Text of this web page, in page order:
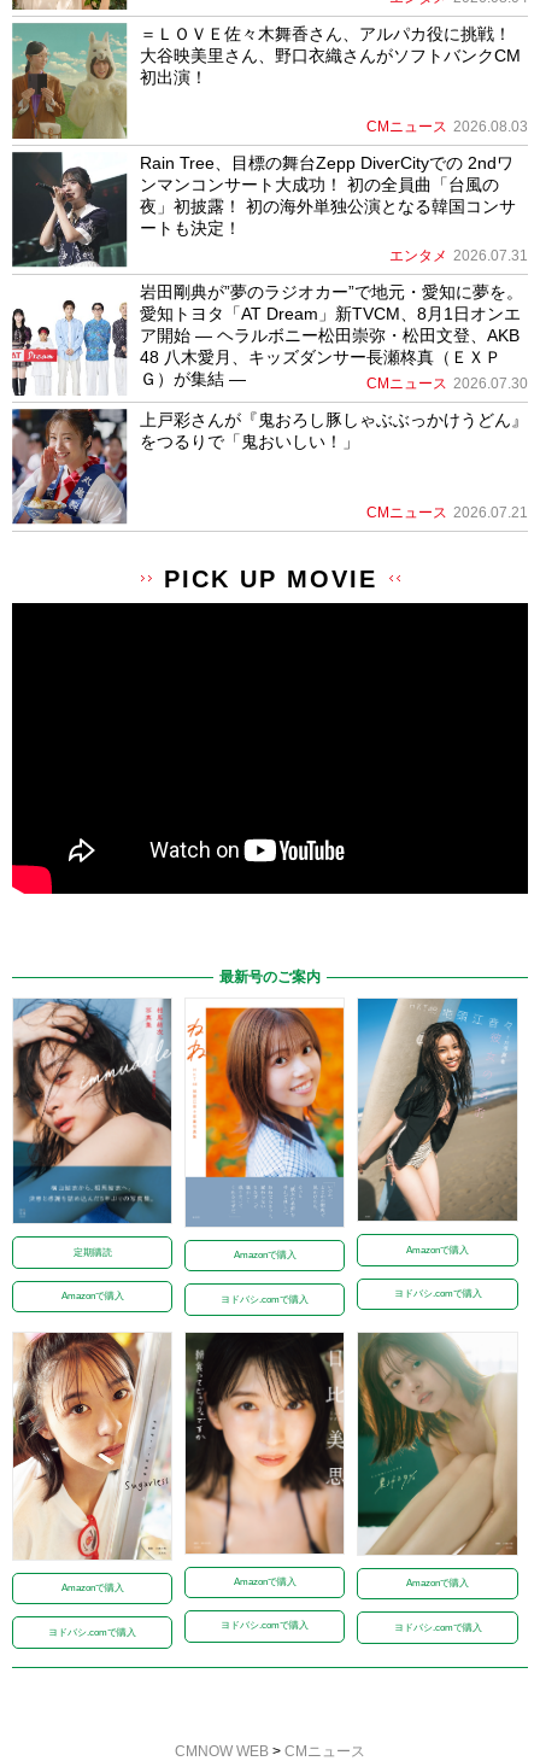
＝ＬＯＶＥ佐々木舞香さん、アルパカ役に挑戦！
大谷映美里さん、野口衣織さんがソフトバンクCM
初出演！
CMニュース 2026.08.03
Rain Tree、目標の舞台Zepp DiverCityでの 2ndワ
ンマンコンサート大成功！ 初の全員曲「台風の
夜」初披露！ 初の海外単独公演となる韓国コンサ
ートも決定！
エンタメ 2026.07.31
岩田剛典が”夢のラジオカー”で地元・愛知に夢を。
愛知トヨタ「AT Dream」新TVCM、8月1日オンエ
ア開始 ― ヘラルボニー松田崇弥・松田文登、AKB
48 八木愛月、キッズダンサー長瀬柊真（ＥＸＰ
Ｇ）が集結 ―
CMニュース 2026.07.30
上戸彩さんが『鬼おろし豚しゃぶぶっかけうどん』
をつるりで「鬼おいしい！」
CMニュース 2026.07.21
PICK UP MOVIE
最新号のご案内
定期購読
Amazonで購入
Amazonで購入
ヨドバシ.comで購入
Amazonで購入
ヨドバシ.comで購入
Amazonで購入
ヨドバシ.comで購入
Amazonで購入
ヨドバシ.comで購入
Amazonで購入
ヨドバシ.comで購入
CMNOW WEB > CMニュース